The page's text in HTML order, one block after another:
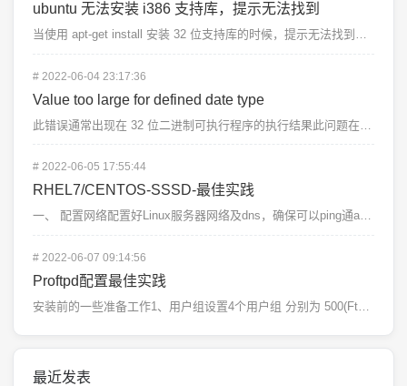
ubuntu 无法安装 i386 支持库，提示无法找到
当使用 apt-get install 安装 32 位支持库的时候，提示无法找到对应包。例如下面提示...
# 2022-06-04 23:17:36
Value too large for defined date type
# 2022-06-05 17:55:44
RHEL7/CENTOS-SSSD-最佳实践
一、 配置网络配置好Linux服务器网络及dns，确保可以ping通ad服务器二、 设置hostna...
# 2022-06-07 09:14:56
Proftpd配置最佳实践
安装前的一些准备工作1、用户组设置4个用户组 分别为 500(Ftp管理员，拥有Ftp所有...
最近发表